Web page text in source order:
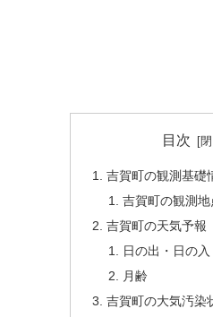
目次
吉賀町の観測基礎
吉賀町の観測
吉賀町の天気予報
日の出・日の入
月齢
吉賀町の大気汚染